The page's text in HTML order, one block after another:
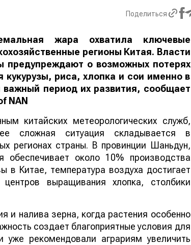
Поделиться
жара охватила ключевые
регионы Китая. Власти
предупреждают о возможных потерях
кукурузы, риса, хлопка и сои именно в
период их развития, сообщает
NAN
китайских метеорологических служб,
сложная ситуация складывается в
регионах страны. В провинции Шаньдун,
обеспечивает около 10% производства
в Китае, температура воздуха достигает
выращивания хлопка, столбики
и налива зерна, когда растения особенно
создает благоприятные условия для
уже рекомендовали аграриям увеличить